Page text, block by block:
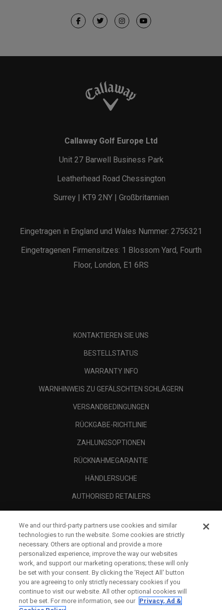
Callaway Golf Europe Ltd
Unit 27 Barwell Business Park
Leatherhead Road Chessington
Surrey | KT9 2NY | Großbritannien
Eingetragen in England und Wales Nummer: 2756321
Eingetragenen Firmensitzes: 1 Blossom Yard, Fourth
Floor, London, E1 6RS
KONTAKTIEREN SIE UNS
BESTELLSTATUS
WARRANTY INFO
WARNHINWEIS ZU GEFÄLSCHTEN SCHLÄGERN
VERSANDBEDINGUNGEN
RÜCKGABE-RICHTLINIE
ZAHLUNGSOPTIONEN
RÜCKNAHMEGARANTIE
HÄNDLERSUCHE
AUTHORISED RETAILERS
UNTERNEHMENSPROFIL
RECHTLICHES-
We and our third-party partners use cookies and similar
technologies to run the website. Some cookies are strictly
necessary. Others are optional and provide a more
personalized experience, improve the way our websites
work, and support our marketing operations; these will only
be set with your consent. By clicking the ‘Reject All' button
you are agreeing to only strictly necessary cookies if you
continue to visit our website. All other optional cookies will
not be set. For more information, see our Privacy, Ad &